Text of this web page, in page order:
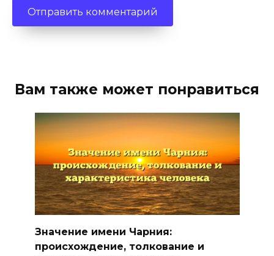
Вам также может понравиться
Значение имени Чарния:
происхождение, толкование и